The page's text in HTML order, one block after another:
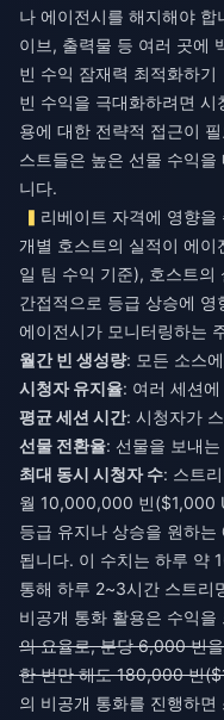
나 에이전시를 해지해야
이브, 출력물 등 여러 곳에
빈 수익 잠재력 최적화하기
빈 수익을 극대화하려면
용에 대한 전략적 접근이
스트들은 높은 선물 수익
니다.
리베이트 자격에 영향을
개별 호스트의 실적이 에
일 팀 수익 기준), 호스트의
간접적으로 등급 상승에 영
에이전시가 모니터링하는
월간 빈 생성량: 모든 소스
시청자 유지율: 여러 세션
평균 세션 시간: 시청자가
선물 전환율: 선물을 보내
최대 동시 시청자 수: 스트
월 10,000,000 빈($1,000
등급 유지나 상승을 원하
됩니다. 이 수치는 하루 약
통해 하루 2~3시간 스트리
비공개 통화 활용은 수익
의 요율로, 분당 6,000 빈
한 번만 해도 180,000 빈
의 비공개 통화를 진행하